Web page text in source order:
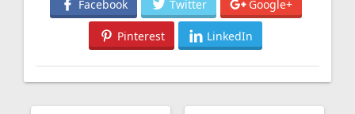
Facebook Twitter Google+
Pinterest LinkedIn